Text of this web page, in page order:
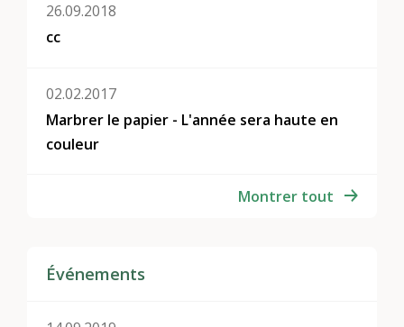
26.09.2018
cc
02.02.2017
Marbrer le papier - L'année sera haute en
couleur
Montrer tout
Événements